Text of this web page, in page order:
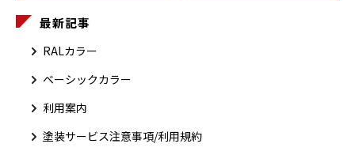
最新記事
RALカラー
ベーシックカラー
利用案内
塗装サービス注意事項/利用規約